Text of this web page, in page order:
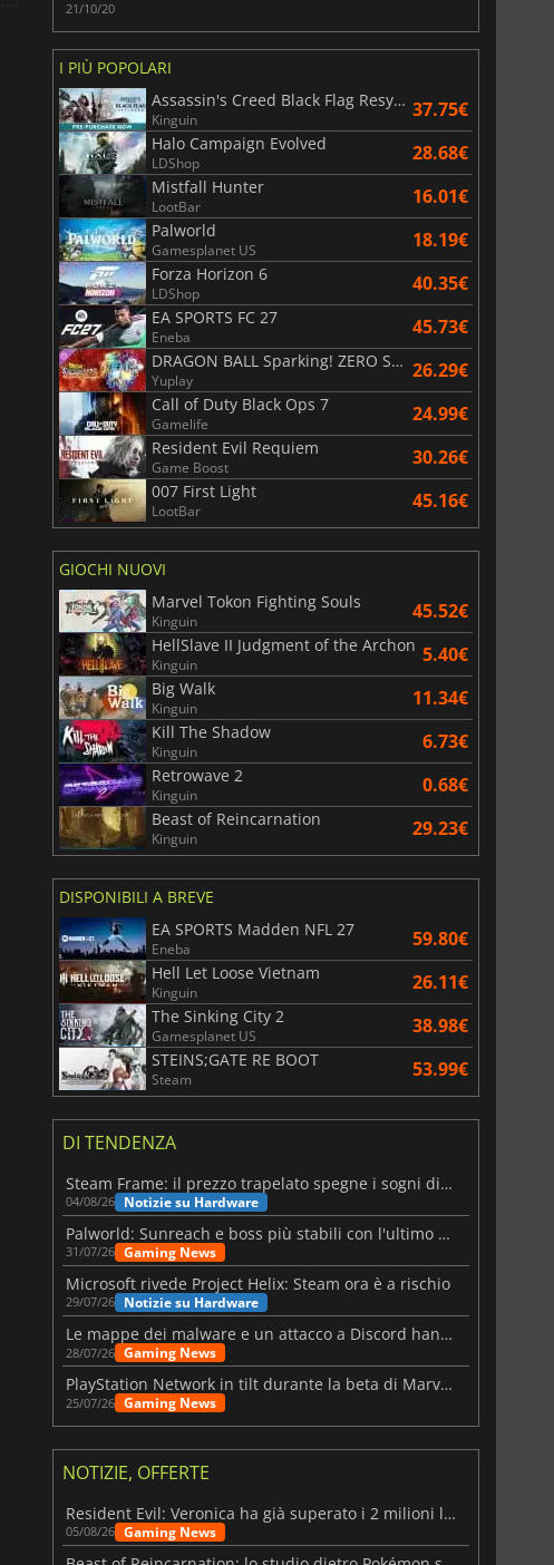
3.65€
NBA 2K26 Virtual Currency
7.44
Madden NFL 26 Points
21/10/20
I PIÙ POPOLARI
Assassin's Creed Black Flag Resynced
Kinguin 37.75€
Halo Campaign Evolved
LDShop 28.68€
Mistfall Hunter
LootBar 16.01€
Palworld
Gamesplanet US 18.19€
Forza Horizon 6
LDShop 40.35€
EA SPORTS FC 27
Eneba 45.73€
DRAGON BALL Sparking! ZERO Super Limit Breaking NEO
Yuplay 26.29€
Call of Duty Black Ops 7
Gamelife 24.99€
Resident Evil Requiem
Game Boost 30.26€
007 First Light
LootBar 45.16€
GIOCHI NUOVI
Marvel Tokon Fighting Souls
Kinguin 45.52€
HellSlave II Judgment of the Archon
Kinguin 5.40€
Big Walk
Kinguin 11.34€
Kill The Shadow
Kinguin 6.73€
Retrowave 2
Kinguin 0.68€
Beast of Reincarnation
Kinguin 29.23€
DISPONIBILI A BREVE
EA SPORTS Madden NFL 27
Eneba 59.80€
Hell Let Loose Vietnam
Kinguin 26.11€
The Sinking City 2
Gamesplanet US 38.98€
STEINS;GATE RE BOOT
Steam 53.99€
DI TENDENZA
Steam Frame: il prezzo trapelato spegne i sogni di un VR economico
04/08/26 Notizie su Hardware
Palworld: Sunreach e boss più stabili con l'ultimo update
31/07/26 Gaming News
Microsoft rivede Project Helix: Steam ora è a rischio
29/07/26 Notizie su Hardware
Le mappe dei malware e un attacco a Discord hanno colpito Meccha Chameleon
28/07/26 Gaming News
PlayStation Network in tilt durante la beta di Marvel Tōkon
25/07/26 Gaming News
NOTIZIE, OFFERTE
Resident Evil: Veronica ha già superato i 2 milioni liste dei desideri
05/08/26 Gaming News